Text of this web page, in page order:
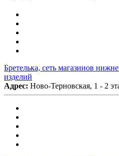
Бретелька, сеть магазинов
изделий
Адрес: Ново-Терновская, 1 - 2